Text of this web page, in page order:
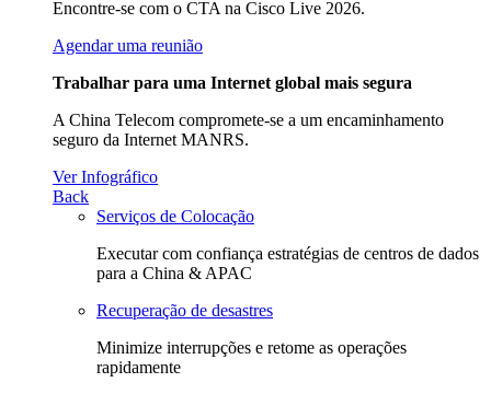
Encontre-se com o CTA na Cisco Live 2026.
Agendar uma reunião
Trabalhar para uma Internet global mais segura
A China Telecom compromete-se a um encaminhamento
seguro da Internet MANRS.
Ver Infográfico
Back
Serviços de Colocação
Executar com confiança estratégias de centros de dados
para a China & APAC
Recuperação de desastres
Minimize interrupções e retome as operações
rapidamente